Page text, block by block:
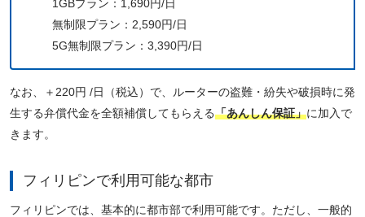
1GBプラン：1,690円/日
無制限プラン：2,590円/日
5G無制限プラン：3,390円/日
なお、＋220円 /日（税込）で、ルーターの盗難・紛失や破損時に発
生する弁償代金を全額補償してもらえる「あんしん保証」に加入で
きます。
フィリピンで利用可能な都市
フィリピンでは、基本的に都市部で利用可能です。ただし、一般的